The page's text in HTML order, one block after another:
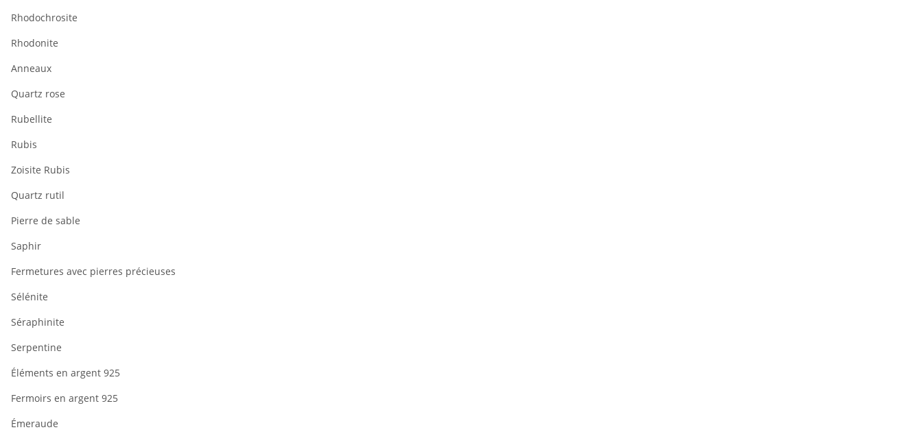
Rhodochrosite
Rhodonite
Anneaux
Quartz rose
Rubellite
Rubis
Zoisite Rubis
Quartz rutil
Pierre de sable
Saphir
Fermetures avec pierres précieuses
Sélénite
Séraphinite
Serpentine
Éléments en argent 925
Fermoirs en argent 925
Émeraude